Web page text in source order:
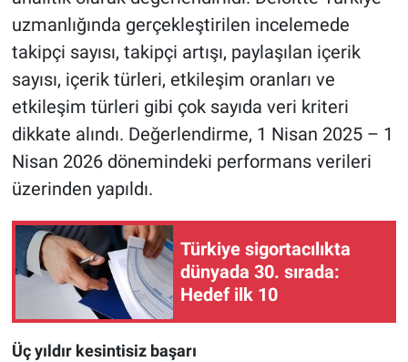
uzmanlığında gerçekleştirilen incelemede
takipçi sayısı, takipçi artışı, paylaşılan içerik
sayısı, içerik türleri, etkileşim oranları ve
etkileşim türleri gibi çok sayıda veri kriteri
dikkate alındı. Değerlendirme, 1 Nisan 2025 – 1
Nisan 2026 dönemindeki performans verileri
üzerinden yapıldı.
Türkiye sigortacılıkta
dünyada 30. sırada:
Hedef ilk 10
Üç yıldır kesintisiz başarı